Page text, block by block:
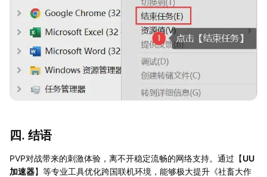
四. 结语
PVP对战带来的刺激体验，离不开稳定流畅的网络支持。通过【UU
加速器】等专业工具优化跨国联机环境，能够极大提升《社畜大作